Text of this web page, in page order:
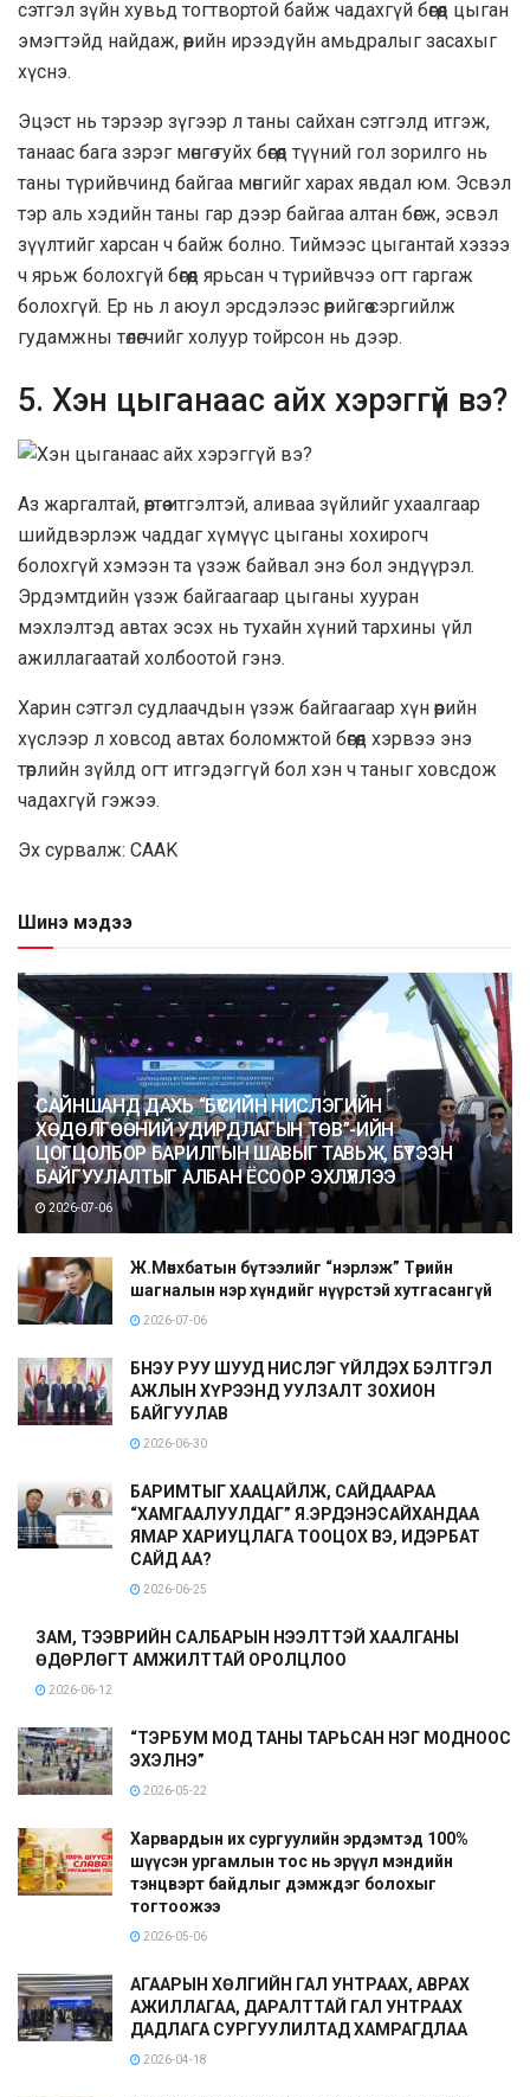
сэтгэл зүйн хувьд тогтвортой байж чадахгүй бөгөөд цыган
эмэгтэйд найдаж, өөрийн ирээдүйн амьдралыг засахыг
хүснэ.
Эцэст нь тэрээр зүгээр л таны сайхан сэтгэлд итгэж,
танаас бага зэрэг мөнгө гуйх бөгөөд түүний гол зорилго нь
таны түрийвчинд байгаа мөнгийг харах явдал юм. Эсвэл
тэр аль хэдийн таны гар дээр байгаа алтан бөгж, эсвэл
зүүлтийг харсан ч байж болно. Тиймээс цыгантай хэзээ
ч ярьж болохгүй бөгөөд ярьсан ч түрийвчээ огт гаргаж
болохгүй. Ер нь л аюул эрсдэлээс өөрийгөө сэргийлж
гудамжны төлөгчийг холуур тойрсон нь дээр.
5. Хэн цыганаас айх хэрэггүй вэ?
Аз жаргалтай, өөртөө итгэлтэй, аливаа зүйлийг ухаалгаар
шийдвэрлэж чаддаг хүмүүс цыганы хохирогч
болохгүй хэмээн та үзэж байвал энэ бол эндүүрэл.
Эрдэмтдийн үзэж байгаагаар цыганы хууран
мэхлэлтэд автах эсэх нь тухайн хүний тархины үйл
ажиллагаатай холбоотой гэнэ.
Харин сэтгэл судлаачдын үзэж байгаагаар хүн өөрийн
хүслээр л ховсод автах боломжтой бөгөөд хэрвээ энэ
төрлийн зүйлд огт итгэдэггүй бол хэн ч таныг ховсдож
чадахгүй гэжээ.
Эх сурвалж: CAAK
Шинэ мэдээ
САЙНШАНД ДАХЬ “БҮСИЙН НИСЛЭГИЙН
ХӨДӨЛГӨӨНИЙ УДИРДЛАГЫН ТӨВ”-ИЙН
ЦОГЦОЛБОР БАРИЛГЫН ШАВЫГ ТАВЬЖ, БҮТЭЭН
БАЙГУУЛАЛТЫГ АЛБАН ЁСООР ЭХЛҮҮЛЛЭЭ
2026-07-06
Ж.Мөнхбатын бүтээлийг “нэрлэж” Төрийн
шагналын нэр хүндийг нүүрстэй хутгасангүй
2026-07-06
БНЭУ РУУ ШУУД НИСЛЭГ ҮЙЛДЭХ БЭЛТГЭЛ
АЖЛЫН ХҮРЭЭНД УУЛЗАЛТ ЗОХИОН
БАЙГУУЛАВ
2026-06-30
БАРИМТЫГ ХААЦАЙЛЖ, САЙДААРАА
“ХАМГААЛУУЛДАГ” Я.ЭРДЭНЭСАЙХАНДАА
ЯМАР ХАРИУЦЛАГА ТООЦОХ ВЭ, ИДЭРБАТ
САЙД АА?
2026-06-25
ЗАМ, ТЭЭВРИЙН САЛБАРЫН НЭЭЛТТЭЙ ХААЛГАНЫ
ӨДӨРЛӨГТ АМЖИЛТТАЙ ОРОЛЦЛОО
2026-06-12
“ТЭРБУМ МОД ТАНЫ ТАРЬСАН НЭГ МОДНООС
ЭХЭЛНЭ”
2026-05-22
Харвардын их сургуулийн эрдэмтэд 100%
шүүсэн ургамлын тос нь эрүүл мэндийн
тэнцвэрт байдлыг дэмждэг болохыг
тогтоожээ
2026-05-06
АГААРЫН ХӨЛГИЙН ГАЛ УНТРААХ, АВРАХ
АЖИЛЛАГАА, ДАРАЛТТАЙ ГАЛ УНТРААХ
ДАДЛАГА СУРГУУЛИЛТАД ХАМРАГДЛАА
2026-04-18